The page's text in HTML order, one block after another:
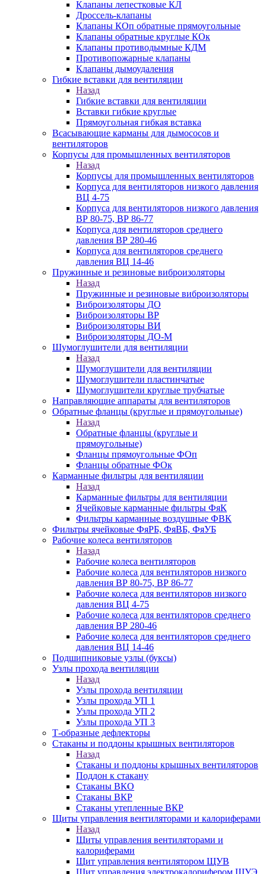
Клапаны лепестковые КЛ
Дроссель-клапаны
Клапаны КОп обратные прямоугольные
Клапаны обратные круглые КОк
Клапаны противодымные КДМ
Противопожарные клапаны
Клапаны дымоудаления
Гибкие вставки для вентиляции
Назад
Гибкие вставки для вентиляции
Вставки гибкие круглые
Прямоугольная гибкая вставка
Всасывающие карманы для дымососов и
вентиляторов
Корпусы для промышленных вентиляторов
Назад
Корпусы для промышленных вентиляторов
Корпуса для вентиляторов низкого давления
ВЦ 4-75
Корпуса для вентиляторов низкого давления
ВР 80-75, ВР 86-77
Корпуса для вентиляторов среднего
давления ВР 280-46
Корпуса для вентиляторов среднего
давления ВЦ 14-46
Пружинные и резиновые виброизоляторы
Назад
Пружинные и резиновые виброизоляторы
Виброизоляторы ДО
Виброизоляторы ВР
Виброизоляторы ВИ
Виброизоляторы ДО-М
Шумоглушители для вентиляции
Назад
Шумоглушители для вентиляции
Шумоглушители пластинчатые
Шумоглушители круглые трубчатые
Направляющие аппараты для вентиляторов
Обратные фланцы (круглые и прямоугольные)
Назад
Обратные фланцы (круглые и
прямоугольные)
Фланцы прямоугольные ФОп
Фланцы обратные ФОк
Карманные фильтры для вентиляции
Назад
Карманные фильтры для вентиляции
Ячейковые карманные фильтры ФяК
Фильтры карманные воздушные ФВК
Фильтры ячейковые ФяРБ, ФяВБ, ФяУБ
Рабочие колеса вентиляторов
Назад
Рабочие колеса вентиляторов
Рабочие колеса для вентиляторов низкого
давления ВР 80-75, ВР 86-77
Рабочие колеса для вентиляторов низкого
давления ВЦ 4-75
Рабочие колеса для вентиляторов среднего
давления ВР 280-46
Рабочие колеса для вентиляторов среднего
давления ВЦ 14-46
Подшипниковые узлы (буксы)
Узлы прохода вентиляции
Назад
Узлы прохода вентиляции
Узлы прохода УП 1
Узлы прохода УП 2
Узлы прохода УП 3
Т-образные дефлекторы
Стаканы и поддоны крышных вентиляторов
Назад
Стаканы и поддоны крышных вентиляторов
Поддон к стакану
Стаканы ВКО
Стаканы ВКР
Стаканы утепленные ВКР
Щиты управления вентиляторами и калориферами
Назад
Щиты управления вентиляторами и
калориферами
Щит управления вентилятором ЩУВ
Щит управления электрокалорифером ЩУЭ